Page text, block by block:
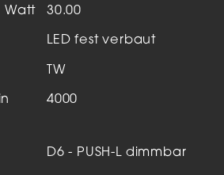
Watt 30.00
LED fest verbaut
TW
4000
D6 - PUSH-L dimmbar